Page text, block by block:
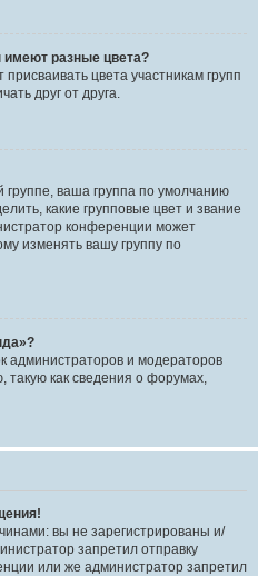
имеют разные цвета?
цвета участникам групп
друг от друга.
группе, ваша группа по умолчанию
какие групповые цвет и звание
конференции может
изменять вашу группу по
администраторов и модераторов
как сведения о форумах,
вы не зарегистрированы и/
запретил отправку
или же администратор запретил